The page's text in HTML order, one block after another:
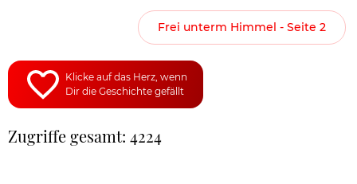
Frei unterm Himmel - Seite 2
Klicke auf das Herz, wenn
Dir die Geschichte gefällt
Zugriffe gesamt: 4224